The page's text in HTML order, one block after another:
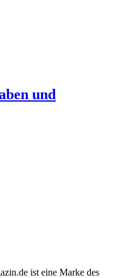
und
ist eine Marke des